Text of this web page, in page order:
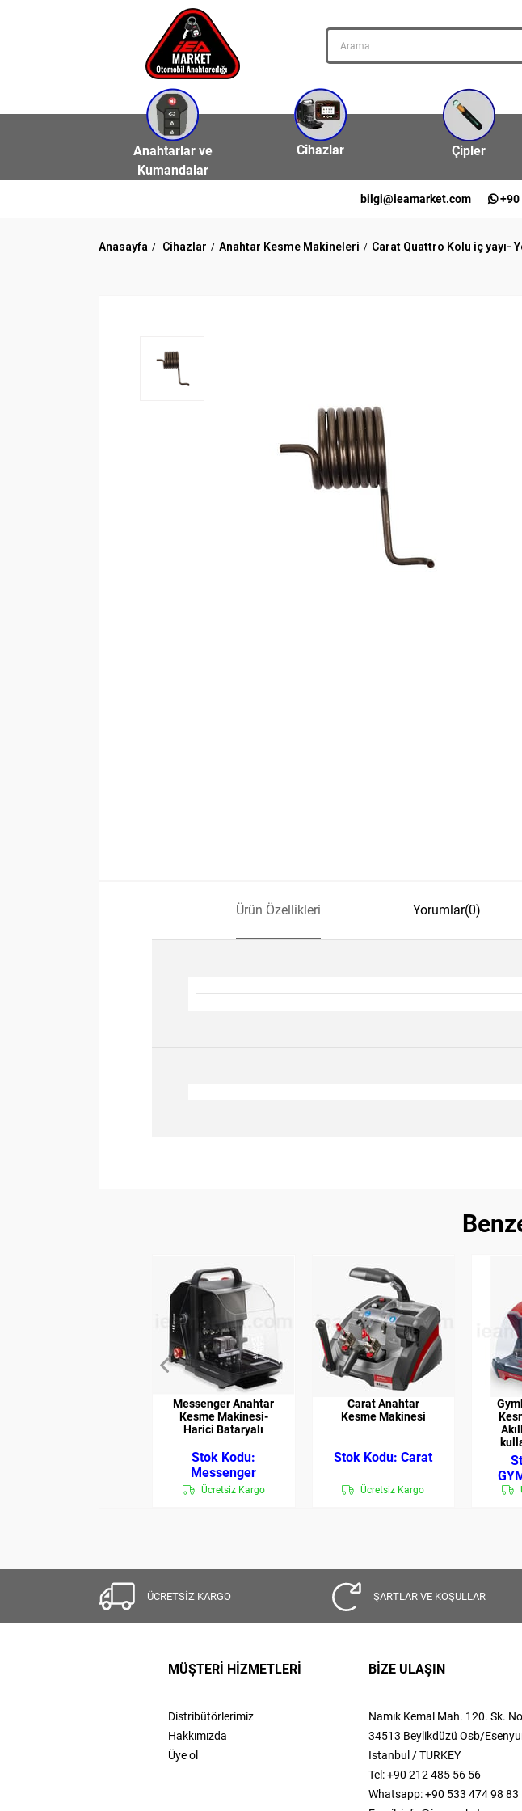
Anahtarlar ve
Kumandalar
Cihazlar Çipler
bilgi@ieamarket.com +90
Anasayfa Cihazlar Anahtar Kesme Makineleri Carat Quattro Kolu iç yayı-
Ürün Özellikleri Yorumlar(0)
Messenger Anahtar
Kesme Makinesi-
Harici Bataryalı
Messenger
Ücretsiz Kargo
Carat Anahtar
Kesme Makinesi
Carat
Ücretsiz Kargo
ÜCRETSİZ KARGO ŞARTLAR VE KOŞULLAR
MÜŞTERİ HİZMETLERİ
Distribütörlerimiz
Hakkımızda
Üye ol
BİZE ULAŞIN
Namık Kemal Mah. 120. Sk.
34513 Beylikdüzü Osb/
Istanbul / TURKEY
Tel: +90 212 485 56 56
Whatsapp: +90 533 474 98 83